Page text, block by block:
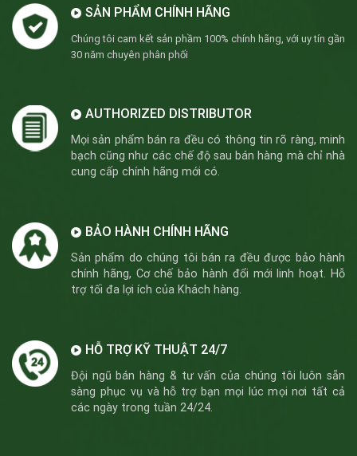
SẢN PHẨM CHÍNH HÃNG
Chúng tôi cam kết sản phầm 100% chính hãng, với uy tín gần
30 năm chuyên phân phối
AUTHORIZED DISTRIBUTOR
Mọi sản phẩm bán ra đều có thông tin rõ ràng, minh
bạch cũng như các chế độ sau bán hàng mà chỉ nhà
cung cấp chính hãng mới có.
BẢO HÀNH CHÍNH HÃNG
Sản phẩm do chúng tôi bán ra đều được bảo hành
chính hãng, Cơ chế bảo hành đổi mới linh hoạt. Hỗ
trợ tối đa lợi ích của Khách hàng.
HỖ TRỢ KỸ THUẬT 24/7
Đội ngũ bán hàng & tư vấn của chúng tôi luôn sẵn
sàng phục vụ và hỗ trợ bạn mọi lúc mọi nơi tất cả
các ngày trong tuần 24/24.